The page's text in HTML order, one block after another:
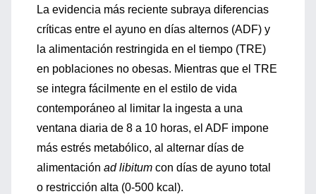
La evidencia más reciente subraya diferencias
críticas entre el ayuno en días alternos (ADF) y
la alimentación restringida en el tiempo (TRE)
en poblaciones no obesas. Mientras que el TRE
se integra fácilmente en el estilo de vida
contemporáneo al limitar la ingesta a una
ventana diaria de 8 a 10 horas, el ADF impone
más estrés metabólico, al alternar días de
alimentación ad libitum con días de ayuno total
o restricción alta (0-500 kcal).